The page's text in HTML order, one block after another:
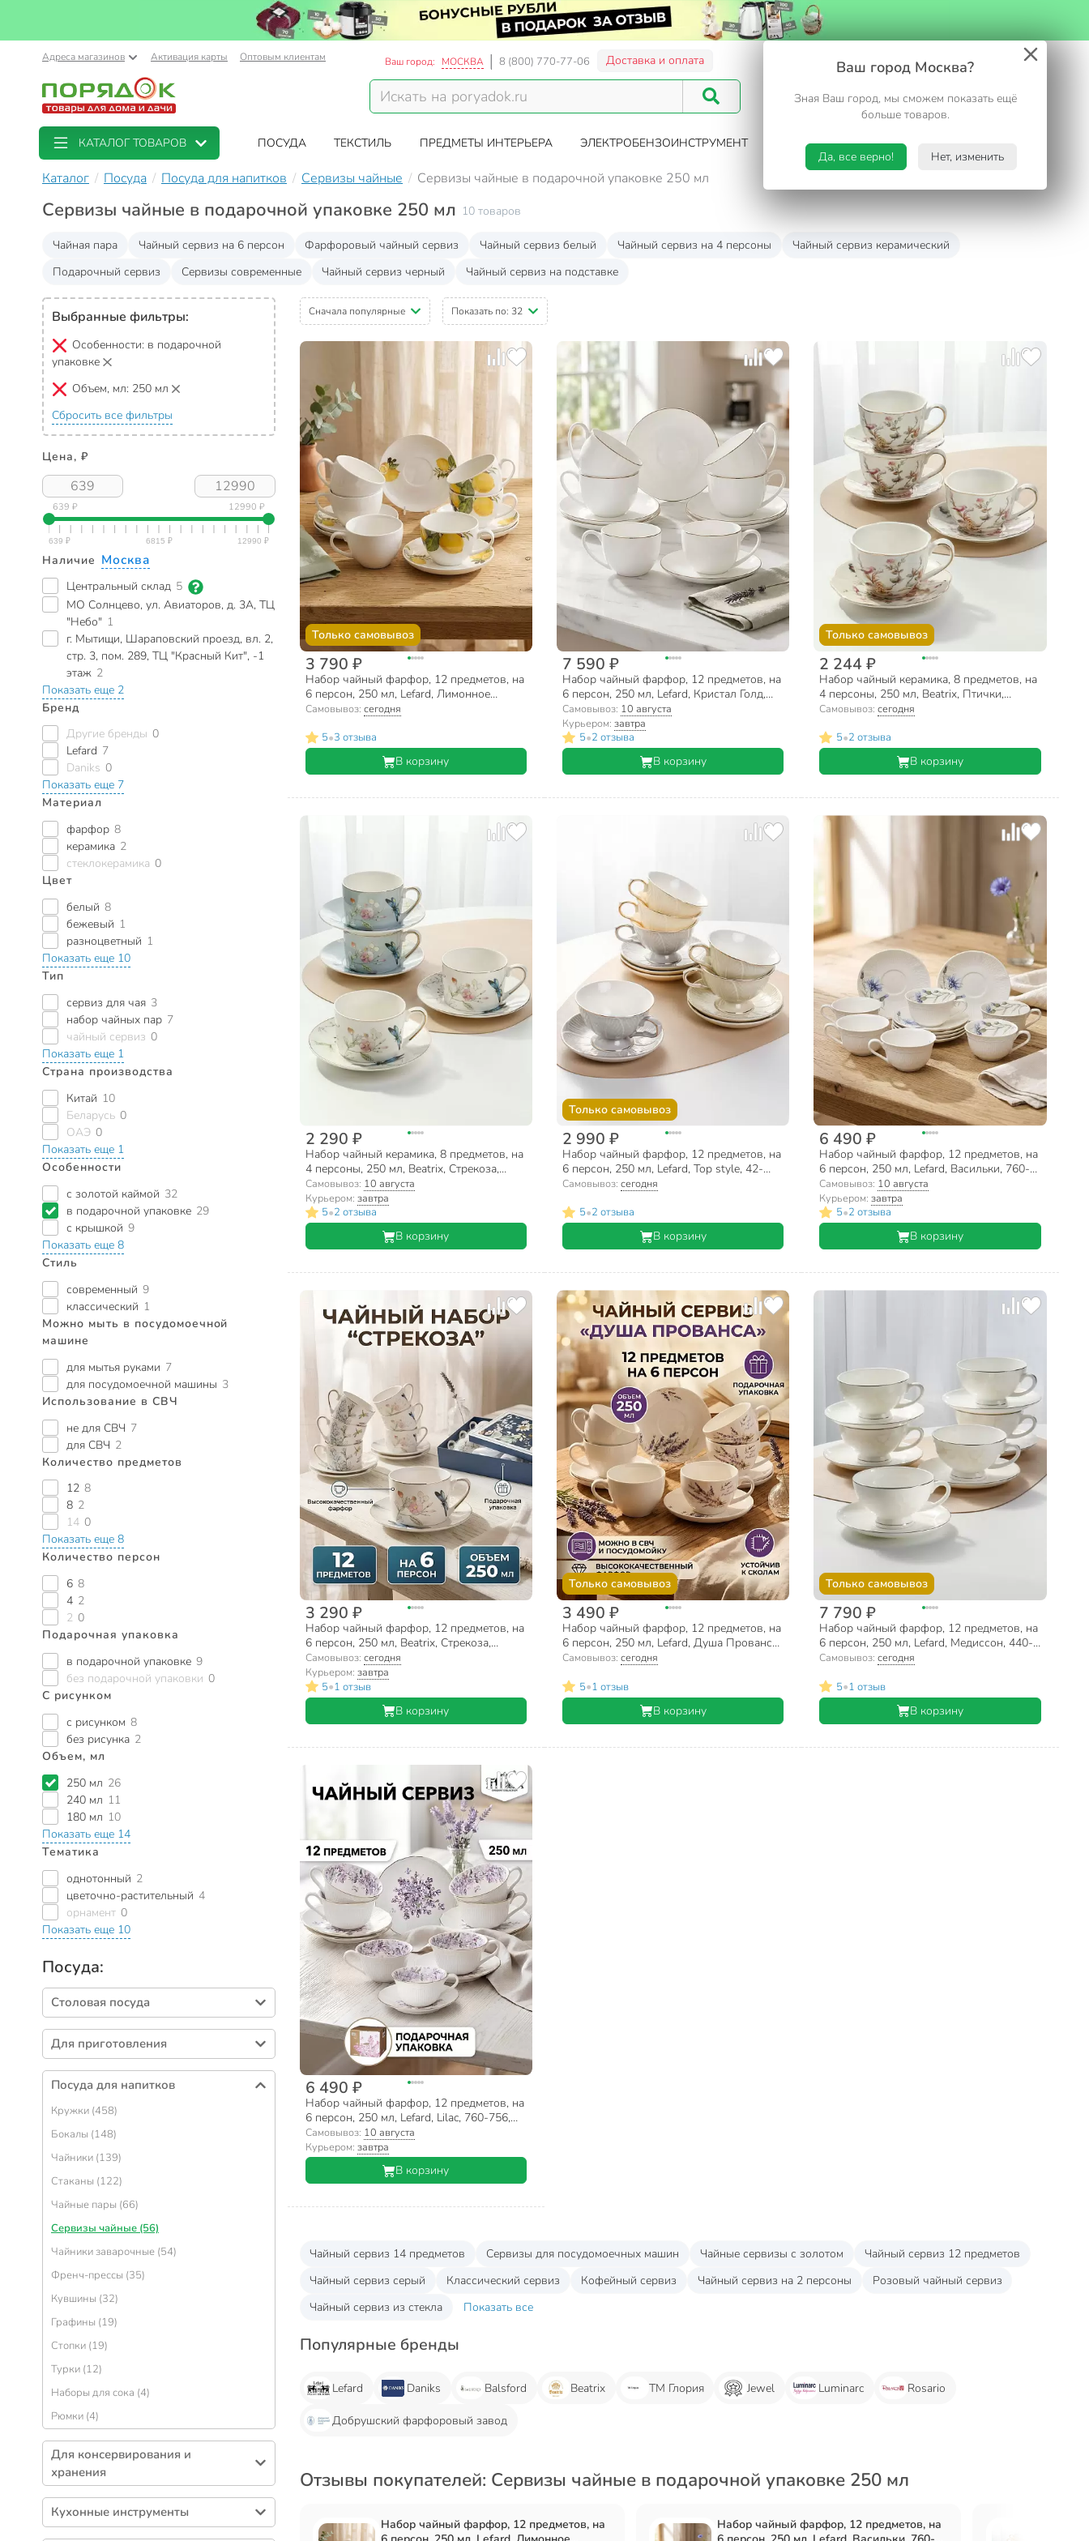
Ваш город Москва?
Зная Ваш город, мы сможем показать ещё
больше товаров.
Да, все верно! Нет, изменить
Адреса магазинов Активация карты Оптовым клиентам Ваш город: МОСКВА 8 (800) 770-77-06 Доставка и оплата
Корзина
КАТАЛОГ ТОВАРОВ ПОСУДА ТЕКСТИЛЬ ПРЕДМЕТЫ ИНТЕРЬЕРА ЭЛЕКТРОБЕНЗОИНСТРУМЕНТ САД И ОГОРОД ТУРИЗМ. ОТДЫХ НА ДАЧЕ
Каталог Посуда Посуда для напитков Сервизы чайные Сервизы чайные в подарочной упаковке 250 мл
Сервизы чайные в подарочной упаковке 250 мл 10 товаров
Чайная пара Чайный сервиз на 6 персон Фарфоровый чайный сервиз Чайный сервиз белый Чайный сервиз на 4 персоны
Чайный сервиз керамический
Подарочный сервиз
Сервизы современные Чайный сервиз черный Чайный сервиз на подставке
Выбранные фильтры:
Особенности: в подарочной
упаковке
Объем, мл: 250 мл
Сбросить все фильтры
Цена, ₽
639 ₽ 12990 ₽
Наличие Москва
Центральный склад 5
МО Солнцево, ул. Авиаторов, д. 3А, ТЦ
"Небо" 1
г. Мытищи, Шараповский проезд, вл. 2,
стр. 3, пом. 289, ТЦ "Красный Кит", -1
этаж 2
Показать еще 2
Бренд
Другие бренды 0
Lefard 7
Daniks 0
Показать еще 7
Материал
фарфор 8
керамика 2
стеклокерамика 0
Цвет
белый 8
бежевый 1
разноцветный 1
Показать еще 10
Тип
сервиз для чая 3
набор чайных пар 7
чайный сервиз 0
Показать еще 1
Страна производства
Китай 10
Беларусь 0
ОАЭ 0
Показать еще 1
Особенности
с золотой каймой 32
в подарочной упаковке 29
с крышкой 9
Показать еще 8
Стиль
современный 9
классический 1
Можно мыть в посудомоечной
машине
для мытья руками 7
для посудомоечной машины 3
Использование в СВЧ
не для СВЧ 7
для СВЧ 2
Количество предметов
12 8
8 2
14 0
Показать еще 8
Количество персон
6 8
4 2
2 0
Подарочная упаковка
в подарочной упаковке 9
без подарочной упаковки 0
С рисунком
с рисунком 8
без рисунка 2
Объем, мл
250 мл 26
240 мл 11
180 мл 10
Показать еще 14
Тематика
однотонный 2
цветочно-растительный 4
орнамент 0
Показать еще 10
Посуда:
Столовая посуда
Тарелки (404)
Салатники (329)
Столовые приборы (266)
(51)
Менажницы (38)
Салфетницы (31)
Сахарницы (30)
Одноразовая посуда (29)
Бульонницы (25)
Тортницы, наборы для торта (10)
Креманки (9)
Соусники (9)
Супники (5)
Наборы керамической посуды (4)
Для приготовления
Кастрюли (424)
Сковороды (313)
Формы для выпечки (263)
Наборы посуды (111)
Ковшики (54)
Крышки для посуды (50)
Казаны (49)
Горшочки для запекания (44)
Сотейники (40)
Блинницы (25)
Посуда для хозяйственных нужд (15)
Дуршлаги (15)
Пароварки (14)
Утятницы, гусятницы (3)
Наборы для фондю (1)
Посуда для напитков
Кружки (458)
Бокалы (148)
Чайники (139)
Стаканы (122)
Чайные пары (66)
Сервизы чайные (56)
Чайники заварочные (54)
Френч-прессы (35)
Кувшины (32)
Графины (19)
Стопки (19)
Турки (12)
Наборы для сока (4)
Рюмки (4)
Для консервирования и
хранения
Контейнеры пищевые (208)
Банки (184)
Кухонные инструменты
Кухонная навеска (211)
Сначала популярные Показать по: 32
Только самовывоз
3 790 ₽
Набор чайный фарфор, 12 предметов, на
6 персон, 250 мл, Lefard, Лимонное
дерево, 358-2222
Самовывоз: сегодня
5•3 отзыва
В корзину
7 590 ₽
Набор чайный фарфор, 12 предметов, на
6 персон, 250 мл, Lefard, Кристал Голд,
414-058, подарочная упаковка
Самовывоз: 10 августа
Курьером: завтра
5•2 отзыва
В корзину
Только самовывоз
2 244 ₽
Набор чайный керамика, 8 предметов, на
4 персоны, 250 мл, Beatrix, Птички,
МЛ125P/4, подарочная упаковка
Самовывоз:сегодня
5•2 отзыва
В корзину
2 290 ₽
Набор чайный керамика, 8 предметов, на
4 персоны, 250 мл, Beatrix, Стрекоза,
МЛ101P/4, подарочная упаковка
Самовывоз: 10 августа
Курьером: завтра
5•2 отзыва
В корзину
Только самовывоз
2 990 ₽
Набор чайный фарфор, 12 предметов, на
6 персон, 250 мл, Lefard, Top style, 42-
554, подарочная упаковка
Самовывоз: сегодня
5•2 отзыва
В корзину
6 490 ₽
Набор чайный фарфор, 12 предметов, на
6 персон, 250 мл, Lefard, Васильки, 760-
827, подарочная упаковка
Самовывоз: 10 августа
Курьером:завтра
5•2 отзыва
В корзину
3 290 ₽
Набор чайный фарфор, 12 предметов, на
6 персон, 250 мл, Beatrix, Стрекоза,
МЛ119P/6, подарочная упаковка
Самовывоз: сегодня
Курьером: завтра
5•1 отзыв
В корзину
Только самовывоз
3 490 ₽
Набор чайный фарфор, 12 предметов, на
6 персон, 250 мл, Lefard, Душа Прованса,
358-2225, подарочная упаковка
Самовывоз: сегодня
5•1 отзыв
В корзину
Только самовывоз
7 790 ₽
Набор чайный фарфор, 12 предметов, на
6 персон, 250 мл, Lefard, Медиссон, 440-
083, подарочная упаковка
Самовывоз:сегодня
5•1 отзыв
В корзину
6 490 ₽
Набор чайный фарфор, 12 предметов, на
6 персон, 250 мл, Lefard, Lilac, 760-756,
подарочная упаковка
Самовывоз: 10 августа
Курьером: завтра
В корзину
Чайный сервиз 14 предметов Сервизы для посудомоечных машин Чайные сервизы с золотом
Чайный сервиз 12 предметов
Чайный сервиз серый
Классический сервиз Кофейный сервиз Чайный сервиз на 2 персоны
Розовый чайный сервиз
Чайный сервиз из стекла
Показать все
Популярные бренды
Lefard Daniks Balsford Beatrix ТМ Глория Jewel Luminarc Rosario
Добрушский фарфоровый завод
Отзывы покупателей: Сервизы чайные в подарочной упаковке 250 мл
Набор чайный фарфор, 12 предметов, на
Набор чайный фарфор, 12 предметов, на